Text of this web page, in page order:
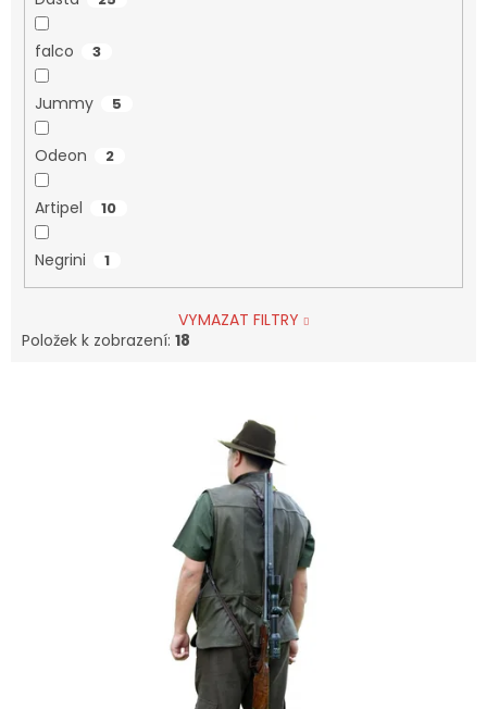
falco 3
Jummy 5
Odeon 2
Artipel 10
Negrini 1
VYMAZAT FILTRY
Položek k zobrazení: 18